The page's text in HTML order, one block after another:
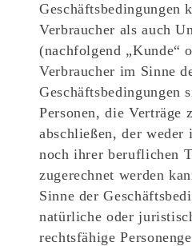
Geschäftsbedingungen
Verbraucher als auch
(nachfolgend „Kunde“
Verbraucher im Sinne
Geschäftsbedingungen
Personen, die Verträge
abschließen, der weder
noch ihrer beruflichen
zugerechnet werden
Sinne der
natürliche oder
rechtsfähige